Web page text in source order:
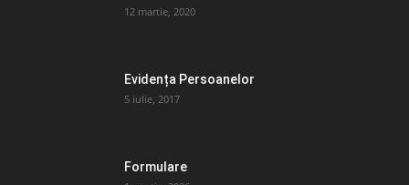
12 martie, 2020
Evidența Persoanelor
5 iulie, 2017
Formulare